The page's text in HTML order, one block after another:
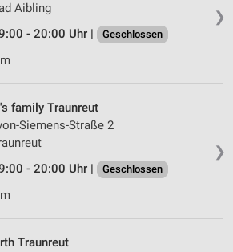
❯
Aibling
- 20:00 Uhr |
Geschlossen
❯
family Traunreut
Siemens-Straße 2
- 20:00 Uhr |
Geschlossen
Traunreut